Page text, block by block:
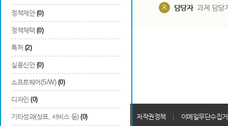
정책제안 (0)
정책채택 (0)
특허 (2)
실용신안 (0)
소프트웨어(S/W) (0)
디자인 (0)
기타성과(상표, 서비스 등) (0)
담당자 과제 담당
개인정보처리방침 회원가입약관 저작권정책 이메일무단수집